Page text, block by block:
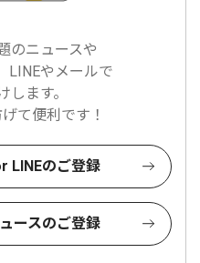
のニュースや
LINEやメールで
します。
て便利です！
LINEのご登録
ースのご登録